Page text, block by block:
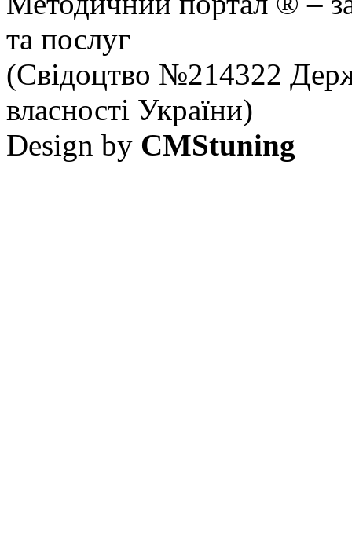
та послуг
(Свідоцтво №214322
власності України)
Design by CMStuning